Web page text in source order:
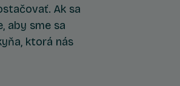
Ak sa
aby sme sa
ktorá nás